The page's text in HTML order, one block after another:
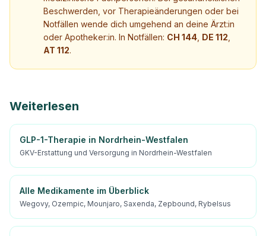
Beschwerden, vor Therapieänderungen oder bei
Notfällen wende dich umgehend an deine Ärzt:in
oder Apotheker:in. In Notfällen: CH 144 DE 112
AT 112.
Weiterlesen
GLP-1-Therapie in Nordrhein-Westfalen
GKV-Erstattung und Versorgung in Nordrhein-Westfalen
Alle Medikamente im Überblick
Wegovy, Ozempic, Mounjaro, Saxenda, Zepbound, Rybelsus